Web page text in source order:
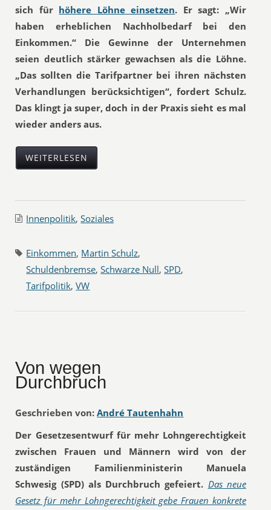
sich für höhere Löhne einsetzen. Er sagt: „Wir
haben erheblichen Nachholbedarf bei den
Einkommen.“ Die Gewinne der Unternehmen
seien deutlich stärker gewachsen als die Löhne.
„Das sollten die Tarifpartner bei ihren nächsten
Verhandlungen berücksichtigen“, fordert Schulz.
Das klingt ja super, doch in der Praxis sieht es mal
wieder anders aus.
WEITERLESEN
Innenpolitik,Soziales
Einkommen, Martin Schulz,
Schuldenbremse,Schwarze Null,SPD,
Tarifpolitik,VW
Von wegen
Durchbruch
Geschrieben von: André Tautenhahn
Der Gesetzesentwurf für mehr Lohngerechtigkeit
zwischen Frauen und Männern wird von der
zuständigen Familienministerin Manuela
Schwesig (SPD) als Durchbruch gefeiert. Das neue
Gesetz für mehr Lohngerechtigkeit gebe Frauen konkrete